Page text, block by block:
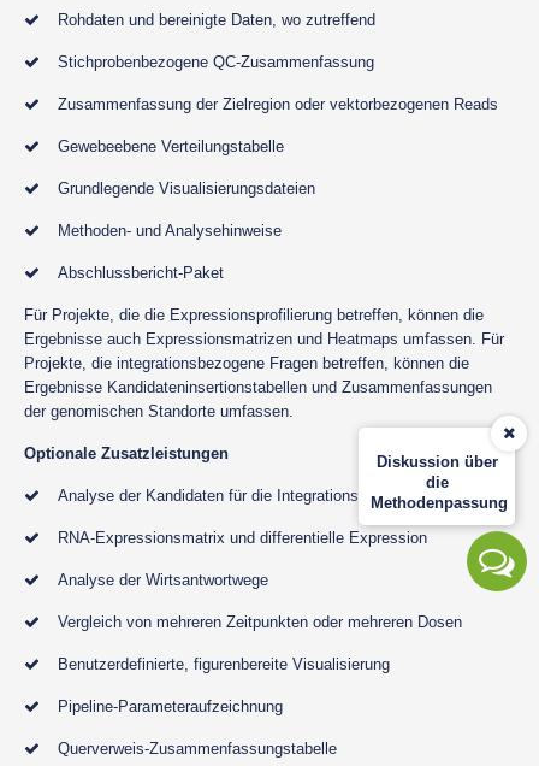
Diskussion über
die
Methodenpassung
Rohdaten und bereinigte Daten, wo zutreffend
Stichprobenbezogene QC-Zusammenfassung
Zusammenfassung der Zielregion oder vektorbezogenen Reads
Gewebeebene Verteilungstabelle
Grundlegende Visualisierungsdateien
Methoden- und Analysehinweise
Abschlussbericht-Paket
Für Projekte, die die Expressionsprofilierung betreffen, können die
Ergebnisse auch Expressionsmatrizen und Heatmaps umfassen. Für
Projekte, die integrationsbezogene Fragen betreffen, können die
Ergebnisse Kandidateninsertionstabellen und Zusammenfassungen
der genomischen Standorte umfassen.
Optionale Zusatzleistungen
Analyse der Kandidaten für die Integrationsstelle
RNA-Expressionsmatrix und differentielle Expression
Analyse der Wirtsantwortwege
Vergleich von mehreren Zeitpunkten oder mehreren Dosen
Benutzerdefinierte, figurenbereite Visualisierung
Pipeline-Parameteraufzeichnung
Querverweis-Zusammenfassungstabelle